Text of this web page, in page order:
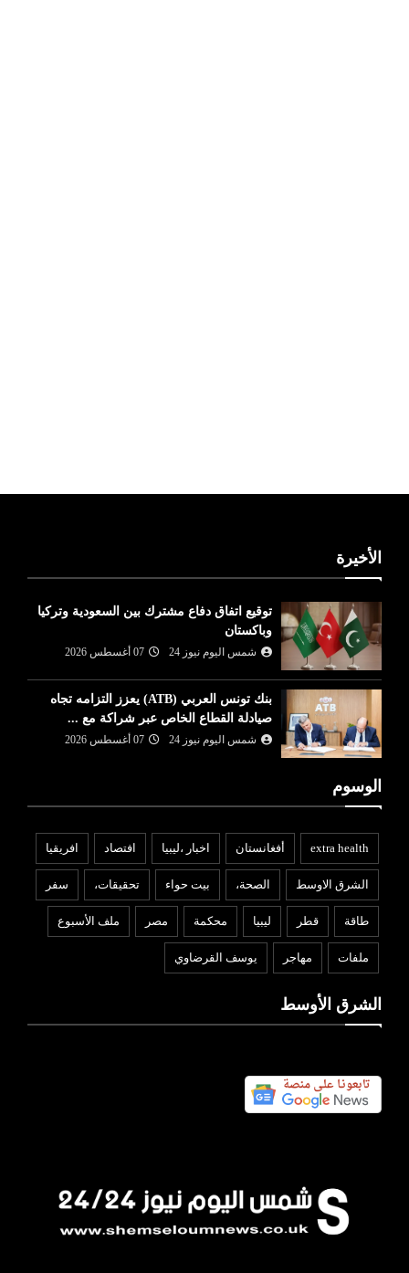
الأخيرة
توقيع اتفاق دفاع مشترك بين السعودية وتركيا
وباكستان
شمس اليوم نيوز 24 07 أغسطس 2026
بنك تونس العربي (ATB) يعزز التزامه تجاه
صيادلة القطاع الخاص عبر شراكة مع ...
شمس اليوم نيوز 24 07 أغسطس 2026
الوسوم
extra health أفغانستان اخبار ،ليبيا افتصاد افريقيا
الشرق الاوسط الصحة، بيت حواء تحقيقات، سفر
طاقة قطر ليبيا محكمة مصر ملف الأسبوع
ملفات مهاجر يوسف القرضاوي
الشرق الأوسط